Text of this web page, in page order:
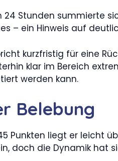
Stunden summierte
– ein Hinweis auf
kurzfristig für eine
klar im Bereich
werden kann.
Belebung
liegt er leicht
doch die Dynamik hat